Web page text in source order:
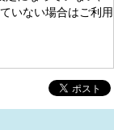
いない場合はご利用